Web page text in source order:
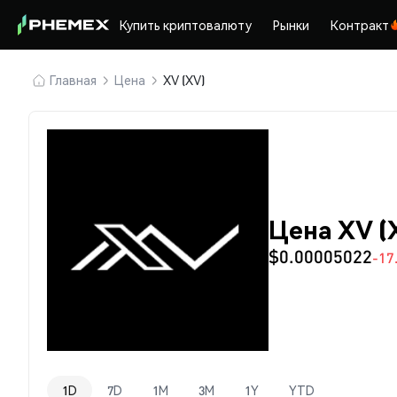
Купить криптовалюту Рынки Контракт
Главная Цена XV (XV)
Цена XV
$0.00005022-
1D 7D 1M 3M 1Y YTD